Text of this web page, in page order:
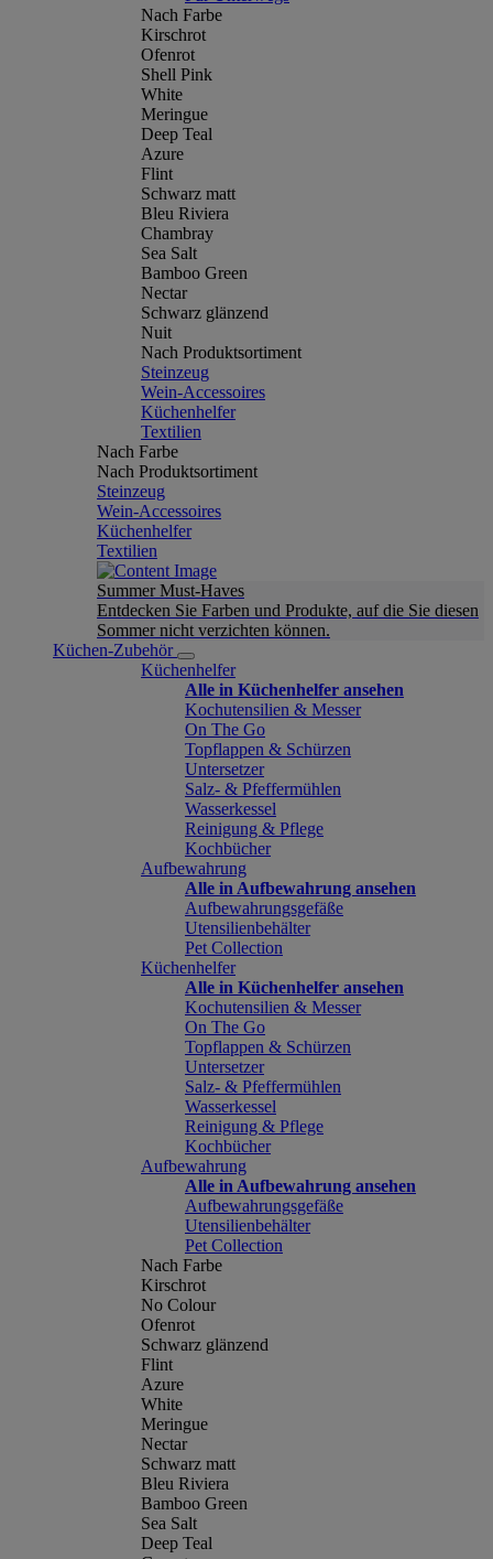
Nach Farbe
Kirschrot
Ofenrot
Shell Pink
White
Meringue
Deep Teal
Azure
Flint
Schwarz matt
Bleu Riviera
Chambray
Sea Salt
Bamboo Green
Nectar
Schwarz glänzend
Nuit
Nach Produktsortiment
Steinzeug
Wein-Accessoires
Küchenhelfer
Textilien
Nach Farbe
Nach Produktsortiment
Steinzeug
Wein-Accessoires
Küchenhelfer
Textilien
Summer Must-Haves
Entdecken Sie Farben und Produkte, auf die Sie diesen
Sommer nicht verzichten können.
Küchen-Zubehör
Küchenhelfer
Alle in Küchenhelfer ansehen
Kochutensilien & Messer
On The Go
Topflappen & Schürzen
Untersetzer
Salz- & Pfeffermühlen
Wasserkessel
Reinigung & Pflege
Kochbücher
Aufbewahrung
Alle in Aufbewahrung ansehen
Aufbewahrungsgefäße
Utensilienbehälter
Pet Collection
Küchenhelfer
Alle in Küchenhelfer ansehen
Kochutensilien & Messer
On The Go
Topflappen & Schürzen
Untersetzer
Salz- & Pfeffermühlen
Wasserkessel
Reinigung & Pflege
Kochbücher
Aufbewahrung
Alle in Aufbewahrung ansehen
Aufbewahrungsgefäße
Utensilienbehälter
Pet Collection
Nach Farbe
Kirschrot
No Colour
Ofenrot
Schwarz glänzend
Flint
Azure
White
Meringue
Nectar
Schwarz matt
Bleu Riviera
Bamboo Green
Sea Salt
Deep Teal